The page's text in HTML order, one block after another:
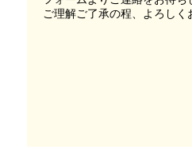
ご理解ご了承の程、よろし